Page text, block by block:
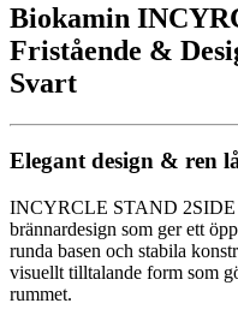
Biokamin
Fristående &
Svart
Elegant design & ren
INCYRCLE STAND 2SIDE
brännardesign som ger ett
runda basen och stabila
visuellt tilltalande form som
rummet.